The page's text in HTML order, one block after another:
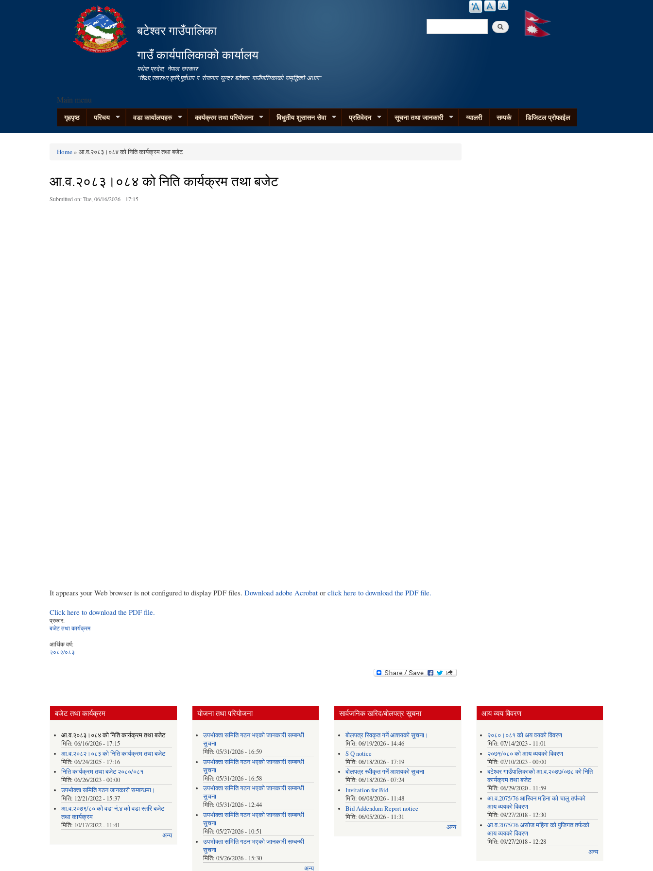
बटेश्वर गाउँपालिका
गाउँ कार्यपालिकाको कार्यालय
मधेश प्रदेश, नेपाल सरकार
"शिक्षा,स्वास्थ्य,कृषि,पूर्वधार र रोजगार सुन्दर बटेश्वर गाउँपालिकाको समृद्धिको अधार"
Search
Main menu
गृहपृष्ठ
परिचय वडा कार्यालयहरु कार्यक्रम तथा परियोजना विधुतीय शुसासन सेवा प्रतिवेदन सूचना तथा जानकारी ग्यालरी सम्पर्क डिजिटल प्रोफाईल
Home» आ.व.२०८३।०८४ को निति कार्यक्रम तथा बजेट
आ.व.२०८३।०८४ को निति कार्यक्रम तथा बजेट
Submitted on:Tue, 06/16/2026 - 17:15
It appears your Web browser is not configured to display PDF files. Download adobe Acrobat or click here to download the PDF file.
Click here to download the PDF file.
प्रकार:
बजेट तथा कार्यक्रम
आर्थिक वर्ष:
२०८२/०८३
बजेट तथा कार्यक्रम
आ.व.२०८३।०८४ को निति कार्यक्रम तथा बजेट
मिति: 06/16/2026 - 17:15
आ.व.२०८२।०८३ को निति कार्यक्रम तथा बजेट
मिति: 06/24/2025 - 17:16
निति कार्यक्रम तथा बजेट २०८०/०८१
मिति: 06/26/2023 - 00:00
उपभोक्ता समिति गठन जानकारी सम्बन्धमा।
मिति: 12/21/2022 - 15:37
आ.व.२०७९/८० को वडा नं.४ को वडा स्तरि बजेट
तथा कार्यक्रम
मिति: 10/17/2022 - 11:41
अन्य
योजना तथा परियोजना
उपभोक्ता समिति गठन भएको जानकारी सम्बन्धी
सुचना
मिति:05/31/2026 - 16:59
उपभोक्ता समिति गठन भएको जानकारी सम्बन्धी
सुचना
मिति:05/31/2026 - 16:58
उपभोक्ता समिति गठन भएको जानकारी सम्बन्धी
सुचना
मिति:05/31/2026 - 12:44
उपभोक्ता समिति गठन भएको जानकारी सम्बन्धी
सुचना
मिति:05/27/2026 - 10:51
उपभोक्ता समिति गठन भएको जानकारी सम्बन्धी
सुचना
मिति:05/26/2026 - 15:30
अन्य
सार्वजनिक खरिद/बोलपत्र सूचना
बोलपत्र स्विकृत गर्ने आशयको सुचना।
मिति: 06/19/2026 - 14:46
S Q notice
मिति: 06/18/2026 - 17:19
बोलपत्र स्वीकृत गर्ने आशयको सुचना
मिति: 06/18/2026 - 07:24
Invitation for Bid
मिति: 06/08/2026 - 11:48
Bid Addendum Report notice
मिति: 06/05/2026 - 11:31
अन्य
आय व्यय विवरण
२०८०।०८१ को अय वयको विवरण
मिति:07/14/2023 - 11:01
२०७९/०८० को आय व्ययको विवरण
मिति:07/10/2023 - 00:00
बटेश्वर गाउँपालिकाको आ.व.२०७७/०७८ को निति
कार्यक्रम तथा बजेट
मिति:06/29/2020 - 11:59
आ.व.2075/76 आस्विन महिना को चालु तर्फको
आय व्ययको विवरण
मिति:09/27/2018 - 12:30
आ.व.2075/76 असोज महिना को पुजिगत तर्फको
आय व्ययको विवरण
मिति:09/27/2018 - 12:28
अन्य